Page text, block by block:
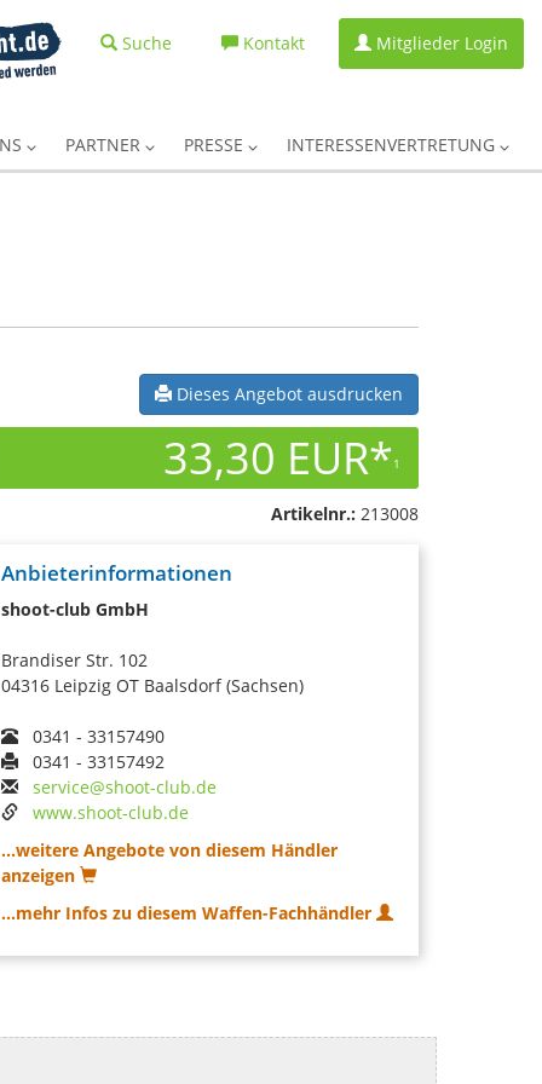
Suche Kontakt Mitglieder Login
PARTNER PRESSE INTERESSENVERTRETUNG
Dieses Angebot ausdrucken
33,30 EUR*1
Artikelnr.: 213008
Anbieterinformationen
shoot-club GmbH
Brandiser Str. 102
04316 Leipzig OT Baalsdorf (Sachsen)
0341 - 33157490
0341 - 33157492
service@shoot-club.de
www.shoot-club.de
...weitere Angebote von diesem Händler
anzeigen
...mehr Infos zu diesem Waffen-Fachhändler